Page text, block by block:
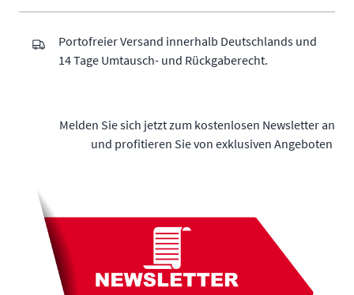
Portofreier Versand innerhalb Deutschlands und
14 Tage Umtausch- und Rückgaberecht.
Melden Sie sich jetzt zum kostenlosen Newsletter an
und profitieren Sie von exklusiven Angeboten